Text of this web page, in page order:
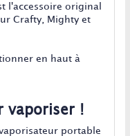
l'accessoire original
Crafty, Mighty et
en haut à
vaporiser !
portable